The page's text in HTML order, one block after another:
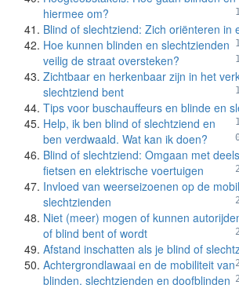
hiermee om?
Blind of slechtziend: Zich oriënteren in
Hoe kunnen blinden en slechtzienden
veilig de straat oversteken?
Zichtbaar en herkenbaar zijn in het
slechtziend bent
Tips voor buschauffeurs en blinde en
Help, ik ben blind of slechtziend en
ben verdwaald. Wat kan ik doen?
Blind of slechtziend: Omgaan met
fietsen en elektrische voertuigen
Invloed van weerseizoenen op de
slechtzienden
Niet (meer) mogen of kunnen
of blind bent of wordt
Afstand inschatten als je blind of
Achtergrondlawaai en de mobiliteit van
blinden, slechtzienden en doofblinden